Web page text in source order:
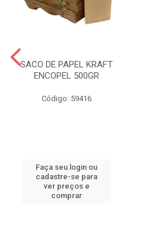
SACO DE PAPEL KRAFT
ENCOPEL 500GR
Código: 59416
Faça seu login ou
cadastre-se para
ver preços e
comprar